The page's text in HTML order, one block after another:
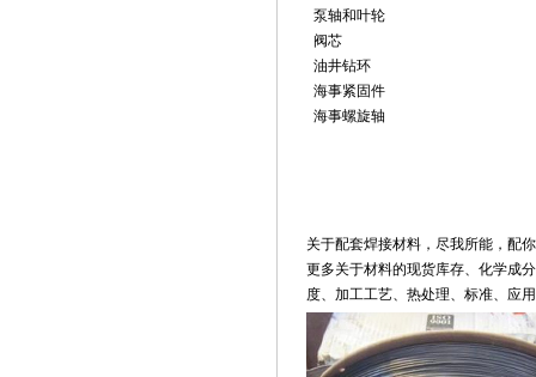
泵轴和叶轮
阀芯
油井钻环
海事紧固件
海事螺旋轴
关于配套焊接材料，尽我所能，配
更多关于材料的现货库存、化学成
度、加工工艺、热处理、标准、应